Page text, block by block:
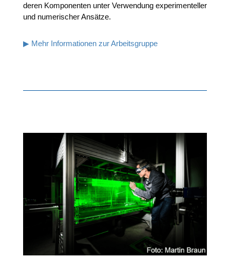
deren Kom­po­nen­ten unter Ver­wen­dung expe­ri­men­tel­ler
und nume­ri­scher Ansätze.
▶ Mehr Infor­ma­tio­nen zur Arbeitsgruppe